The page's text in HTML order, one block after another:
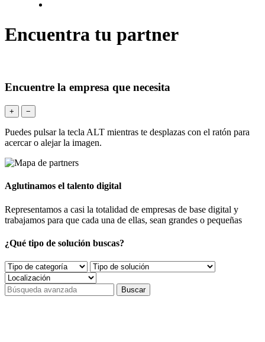
Encuentra tu partner
Encuentre la empresa que necesita
+ −
Puedes pulsar la tecla ALT mientras te desplazas con el ratón para
acercar o alejar la imagen.
Aglutinamos el talento digital
Representamos a casi la totalidad de empresas de base digital y
trabajamos para que cada una de ellas, sean grandes o pequeñas
¿Qué tipo de solución buscas?
Buscar